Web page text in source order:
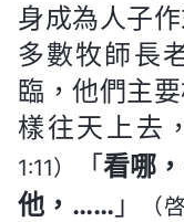
身成為人子
多數牧師長
臨，他們主
樣往天上去
1:11）
「看哪
他，…… 」 （